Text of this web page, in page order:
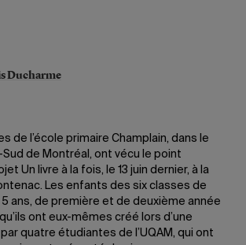
Ducharme
de l’école primaire Champlain, dans le
de Montréal, ont vécu le point
Un livre à la fois, le 13 juin dernier, à la
Les enfants des six classes de
ans, de première et de deuxième année
ont eux-mêmes créé lors d’une
quatre étudiantes de l’UQAM, qui ont